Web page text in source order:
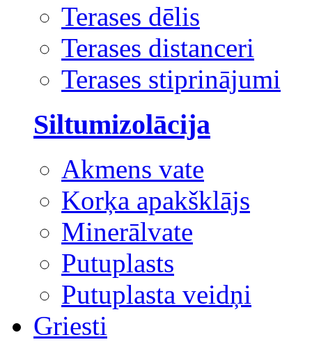
Terases dēlis
Terases distanceri
Terases stiprinājumi
Siltumizolācija
Akmens vate
Korķa apakšklājs
Minerālvate
Putuplasts
Putuplasta veidņi
Griesti